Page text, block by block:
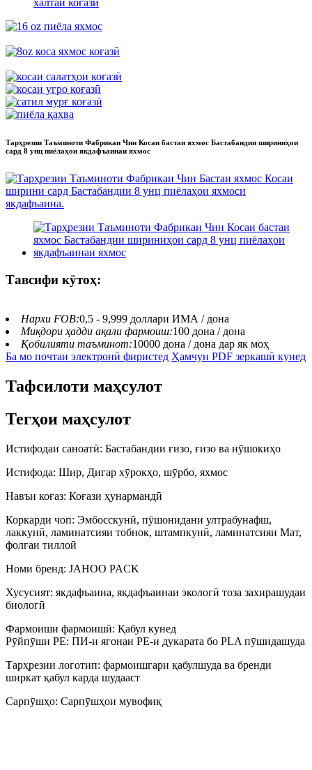
халтаи коғазӣ
Тарҳрезии Таъминоти Фабрикаи Чин Косаи бастаи яхмос Бастабандии шириниҳои
сард 8 унц пиёлаҳои якдафъаинаи яхмос
Тавсифи кӯтоҳ:
Нархи FOB:0,5 - 9,999 доллари ИМА / дона
Миқдори ҳадди ақали фармоиш:100 дона / дона
Қобилияти таъминот:10000 дона / дона дар як моҳ
Ба мо почтаи электронӣ фиристед Ҳамчун PDF зеркашӣ кунед
Тафсилоти маҳсулот
Тегҳои маҳсулот
Истифодаи саноатӣ: Бастабандии ғизо, ғизо ва нӯшокиҳо
Истифода: Шир, Дигар хӯрокҳо, шӯрбо, яхмос
Навъи коғаз: Коғази ҳунармандӣ
Коркарди чоп: Эмбосскунӣ, пӯшонидани ултрабунафш,
лаккунӣ, ламинатсияи тобнок, штампкунӣ, ламинатсияи Мат,
фолгаи тиллоӣ
Номи бренд: JAHOO PACK
Хусусият: якдафъаина, якдафъаинаи экологӣ тоза захирашудаи
биологӣ
Фармоиши фармоишӣ: Қабул кунед
Рӯйпӯши PE: ПИ-и ягонаи PE-и дукарата бо PLA пӯшидашуда
Тарҳрезии логотип: фармоишгари қабулшуда ва бренди
ширкат қабул карда шудааст
Сарпӯшҳо: Сарпӯшҳои мувофиқ